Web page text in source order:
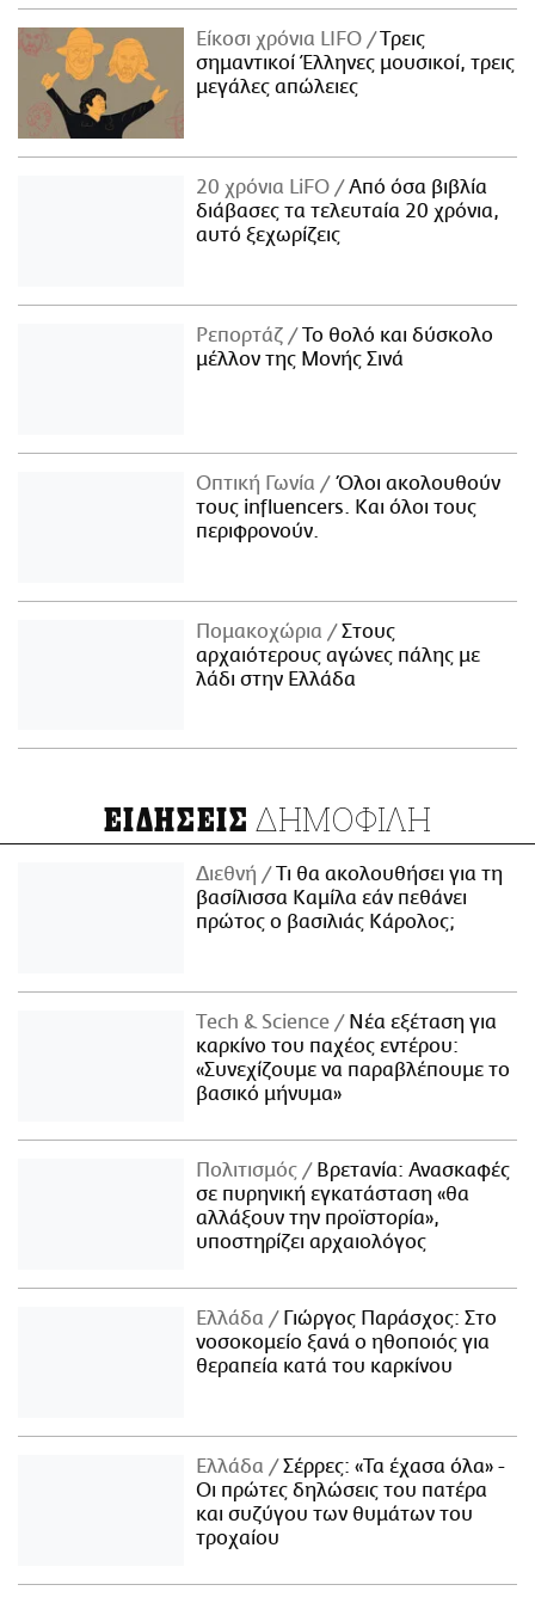
Είκοσι χρόνια LIFO
Tρεις
σημαντικοί Έλληνες μουσικοί, τρεις
μεγάλες απώλειες
20 χρόνια LiFO
Από όσα βιβλία
διάβασες τα τελευταία 20 χρόνια,
αυτό ξεχωρίζεις
Ρεπορτάζ
Το θολό και δύσκολο
μέλλον της Μονής Σινά
Οπτική Γωνία
Όλοι ακολουθούν
τους influencers. Και όλοι τους
περιφρονούν.
Πομακοχώρια
Στους
αρχαιότερους αγώνες πάλης με
λάδι στην Ελλάδα
ΕΙΔΗΣΕΙΣ ΔΗΜΟΦΙΛΗ
Διεθνή
Τι θα ακολουθήσει για τη
βασίλισσα Καμίλα εάν πεθάνει
πρώτος ο βασιλιάς Κάρολος;
Τech & Science
Νέα εξέταση για
καρκίνο του παχέος εντέρου:
«Συνεχίζουμε να παραβλέπουμε το
βασικό μήνυμα»
Πολιτισμός
Βρετανία: Ανασκαφές
σε πυρηνική εγκατάσταση «θα
αλλάξουν την προϊστορία»,
υποστηρίζει αρχαιολόγος
Ελλάδα
Γιώργος Παράσχος: Στο
νοσοκομείο ξανά ο ηθοποιός για
θεραπεία κατά του καρκίνου
Ελλάδα
Σέρρες: «Τα έχασα όλα» -
Οι πρώτες δηλώσεις του πατέρα
και συζύγου των θυμάτων του
τροχαίου